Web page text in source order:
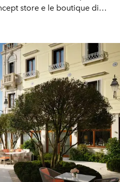
store e le boutique di